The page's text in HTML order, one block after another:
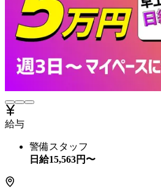
給与
警備スタッフ
日給15,563円〜